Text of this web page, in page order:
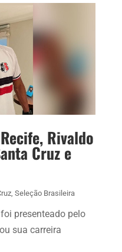
Rivaldo
Cruz e
, Seleção Brasileira
presenteado pelo
sua carreira